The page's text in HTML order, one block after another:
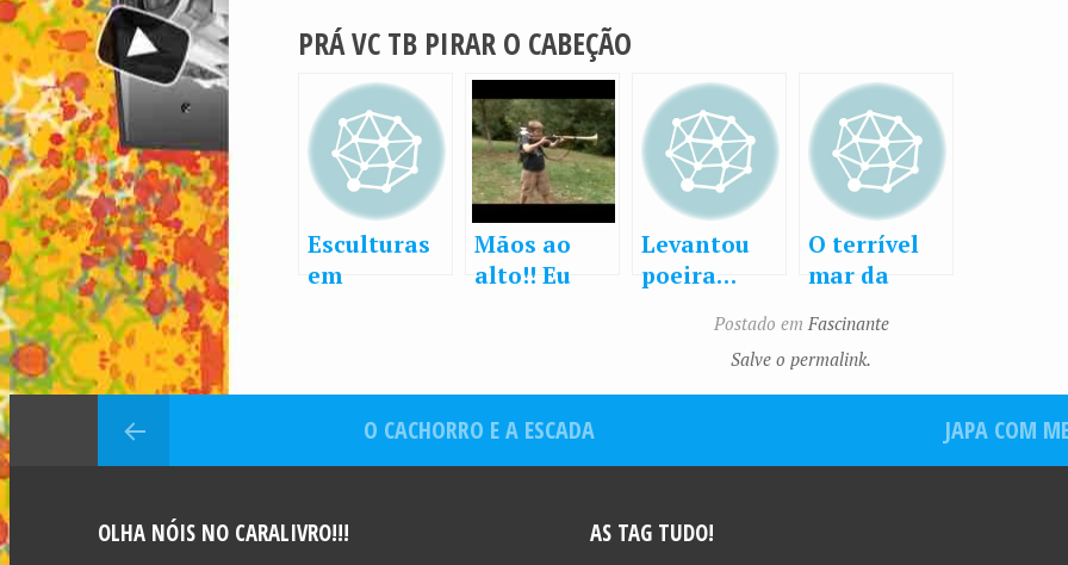
PRÁ VC TB PIRAR O CABEÇÃO
Esculturas
em
Mãos ao
alto!! Eu
medo de
usá-lo
Levantou
poeira…
O terrível
mar da
Postado em Fascinante
Salve o permalink.
O CACHORRO E A ESCADA JAPA COM
OLHA NÓIS NO CARALIVRO!!! AS TAG TUDO!